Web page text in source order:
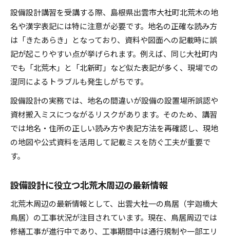
講習時に役立つ地名表記チェックのポイント
設備設計業務で起きやすい地名混同と対策
地名の表記ゆれを防ぐ設備設計の工夫
設備設計講習で学ぶ正しい地名入力法
一の鳥居工事状況を現場確認で押さえる方法
設備設計視点で捉える一の鳥居工事の現状把握
工事状況を設備設計講習で確認する具体的方法
一の鳥居の工事進捗と設備設計の関係性
現場確認が設備設計に与えるメリットとは
設備設計業務で活きる工事現場の最新情報
設備設計でミスを防ぐための住所記載ポイント
講習で身につく設備設計の住所管理ノウハウ
設備設計講習が教える地名記載の基礎知識
住所入力のミスを減らす設備設計の実践例
設備設計講習を受講する際、島根県出雲市大社町北荒木の地
名や漢字表記には特に注意が必要です。地名の正確な読み方
は「きたあらき」となっており、資料や図面への記載時に誤
記が起こりやすい点が挙げられます。例えば、同じ大社町内
でも「北荒木」と「北新町」など似た表記が多く、現場での
混同によるトラブルも発生しがちです。
設備設計の実務では、地名の間違いが設備の設置場所誤認や
資材搬入ミスにつながるリスクがあります。そのため、講習
では地名・住所の正しい読み方や表記方法を再確認し、現地
の地図や公式資料を活用して記載ミスを防ぐ工夫が重要で
す。
設備設計に役立つ北荒木周辺の最新情報
北荒木周辺の最新情報として、出雲大社一の鳥居（宇迦橋大
鳥居）の工事状況が注目されています。現在、鳥居周辺では
修繕工事が進行中であり、工事期間中は通行規制や一部エリ